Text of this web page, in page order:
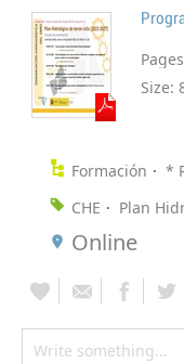
Size:
Formación
*
CHE
Plan
Online